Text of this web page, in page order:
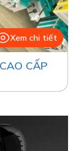
Xem chi tiết
CẤP